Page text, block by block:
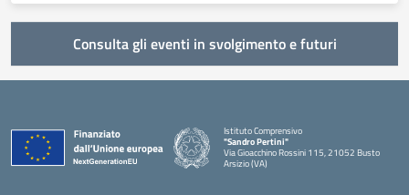
Consulta gli eventi in svolgimento e futuri
Istituto Comprensivo
"Sandro Pertini"
Via Gioacchino Rossini 115, 21052 Busto
Arsizio (VA)